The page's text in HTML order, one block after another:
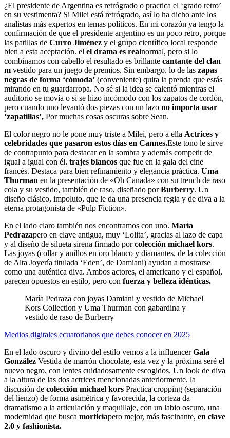
¿El presidente de Argentina es retrógrado o practica el ‘grado retro’
en su vestimenta? Si Milei está retrógrado, así lo ha dicho ante los
analistas más expertos en temas políticos. En mi corazón ya tengo la
confirmación de que el presidente argentino es un poco retro, porque
las patillas de Curro Jiménez y el grupo científico local responde
bien a esta aceptación. el el drama es realnormal, pero si lo
combinamos con cabello el resultado es brillante cantante del clan
m vestido para un juego de premios. Sin embargo, lo de las zapas
negras de forma ‘cómoda’ (conveniente) quita la prenda que estás
mirando en tu guardarropa. No sé si la idea se calentó mientras el
auditorio se movía o si se hizo incómodo con los zapatos de cordón,
pero cuando uno levantó dos piezas con un lazo no importa usar
‘zapatillas’, Por muchas cosas oscuras sobre Sean.
El color negro no le pone muy triste a Milei, pero a ella Actrices y
celebridades que pasaron estos días en Cannes.Este tono le sirve
de contrapunto para destacar en la sombra y además competir de
igual a igual con él. trajes blancos que fue en la gala del cine
francés. Destaca para bien refinamiento y elegancia práctica. Uma
Thurman en la presentación de «Oh Canada» con su trench de raso
cola y su vestido, también de raso, diseñado porBurberry. Un
diseño clásico, impoluto, que le da una presencia regia y de diva a la
eterna protagonista de «Pulp Fiction».
En el lado claro también nos encontramos con uno. María
Pedrazapero en clave antigua, muy ‘Lolita’, gracias al lazo de capa
y al diseño de silueta sirena firmado porcolección michael kors.
Las joyas (collar y anillos en oro blanco y diamantes, de la colección
de Alta Joyería titulada ‘Eden’, de Damiani) ayudan a mostrarse
como una auténtica diva. Ambos actores, el americano y el español,
parecen opuestos en estilo, pero con fuerza y ​​belleza idénticas.
María Pedraza con joyas Damiani y vestido de Michael
Kors Collection y Uma Thurman con gabardina y
vestido de raso de Burberry
Medios digitales ecuatorianos que debes conocer en 2025
En el lado oscuro y divino del estilo vemos a la influencerGala
González Vestida de marrón chocolate, esta vez y la próxima seré el
nuevo negro, con lentes cuidadosamente escogidos. Un look de diva
a la altura de las dos actrices mencionadas anteriormente. la
discusión de colección michael kors Practica cropping (separación
del lienzo) de forma asimétrica y favorecida, la corteza da
dramatismo a la articulación y maquillaje, con un labio oscuro, una
modernidad que busca morticiapero mejor, más fascinante, en clave
2.0 y fashionista.